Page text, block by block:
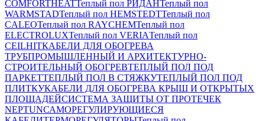
COMFORTHEATТеплый пол РИДАНТеплый пол
WARMSTADТеплый пол HEMSTEDTТеплый пол
CALEOТеплый пол RAYCHEMТеплый пол
ELECTROLUXТеплый пол VERIAТеплый пол
CEILHITКАБЕЛИ ДЛЯ ОБОГРЕВА
ТРУБПРОМЫШЛЕННЫЙ И АРХИТЕКТУРНО-
СТРОИТЕЛЬНЫЙ ОБОГРЕВТЕПЛЫЙ ПОЛ ПОД
ПАРКЕТТЕПЛЫЙ ПОЛ В СТЯЖКУТЕПЛЫЙ ПОЛ ПОД
ПЛИТКУКАБЕЛИ ДЛЯ ОБОГРЕВА КРЫШ И ОТКРЫТЫХ
ПЛОЩАДЕЙСИСТЕМА ЗАЩИТЫ ОТ ПРОТЕЧЕК
NEPTUNСАМОРЕГУЛИРУЮЩИЕСЯ